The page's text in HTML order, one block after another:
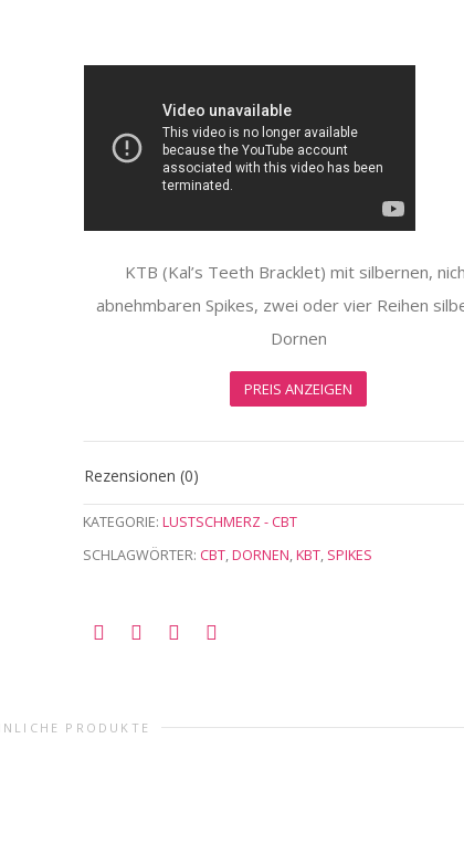
KTB (Kal’s Teeth Bracklet) mit silbernen,
abnehmbaren Spikes, zwei oder vier Reihen
Dornen
PREIS ANZEIGEN
Rezensionen (0)
KATEGORIE: LUSTSCHMERZ - CBT
SCHLAGWÖRTER: CBT,DORNEN,KBT, SPIKES
PRODUKTE